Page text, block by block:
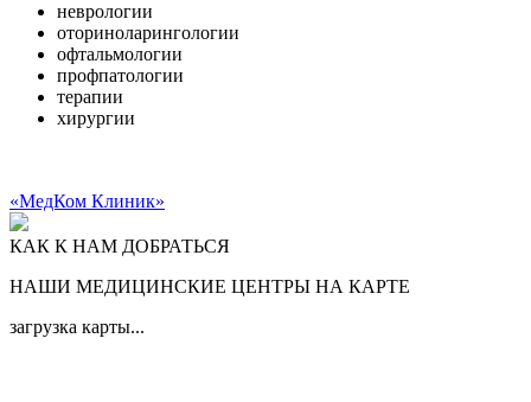
неврологии
оториноларингологии
офтальмологии
профпатологии
терапии
хирургии
«МедКом Клиник»
КАК К НАМ ДОБРАТЬСЯ
НАШИ МЕДИЦИНСКИЕ ЦЕНТРЫ НА КАРТЕ
загрузка карты...